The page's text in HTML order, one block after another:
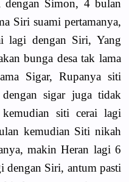
dengan Simon, 4 bulan
Siri suami pertamanya,
lagi dengan Siri, Yang
bunga desa tak lama
Sigar, Rupanya siti
sigar juga tidak
siti cerai lagi
kemudian Siti nikah
makin Heran lagi 6
dengan Siri, antum pasti